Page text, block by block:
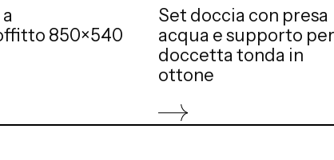
850×540
Set doccia con presa
acqua e supporto per
doccetta tonda in
ottone